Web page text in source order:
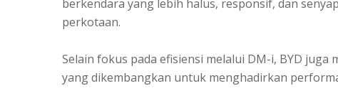
berkendara yang lebih halus, responsif, dan
perkotaan.
Selain fokus pada efisiensi melalui DM-i, BYD
yang dikembangkan untuk menghadirkan